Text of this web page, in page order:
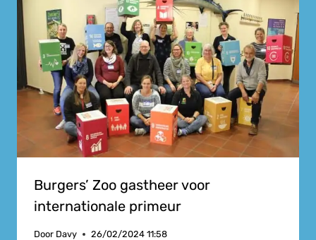
Burgers’ Zoo gastheer voor
internationale primeur
Door Davy 26/02/2024 11:58